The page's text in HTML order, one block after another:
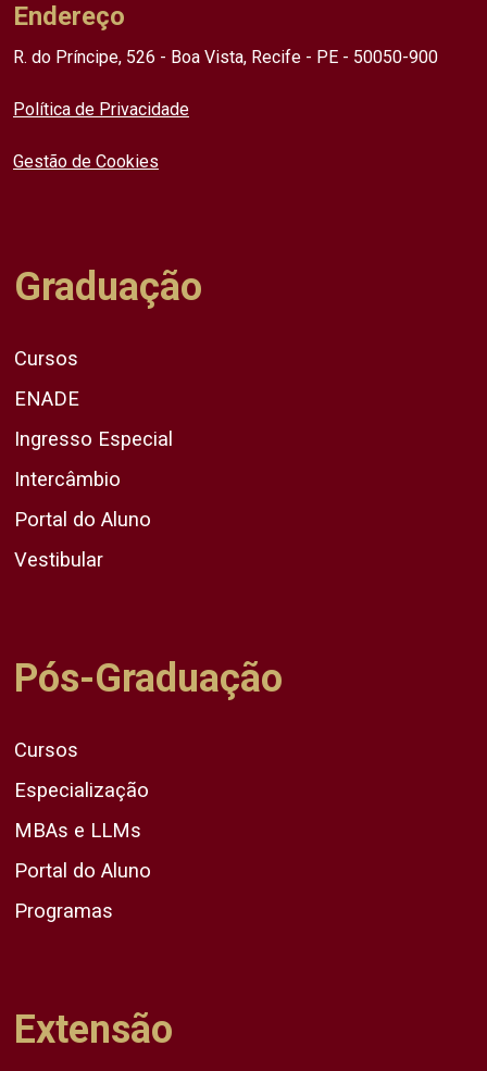
Endereço
R. do Príncipe, 526 - Boa Vista, Recife - PE - 50050-900
Política de Privacidade
Gestão de Cookies
Graduação
Cursos
ENADE
Ingresso Especial
Intercâmbio
Portal do Aluno
Vestibular
Pós-Graduação
Cursos
Especialização
MBAs e LLMs
Portal do Aluno
Programas
Extensão